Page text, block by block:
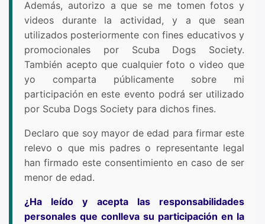
Además, autorizo a que se me tomen fotos y
videos durante la actividad, y a que sean
utilizados posteriormente con fines educativos y
promocionales por Scuba Dogs Society.
También acepto que cualquier foto o video que
yo comparta públicamente sobre mi
participación en este evento podrá ser utilizado
por Scuba Dogs Society para dichos fines.
Declaro que soy mayor de edad para firmar este
relevo o que mis padres o representante legal
han firmado este consentimiento en caso de ser
menor de edad.
¿Ha leído y acepta las responsabilidades
personales que conlleva su participación en la